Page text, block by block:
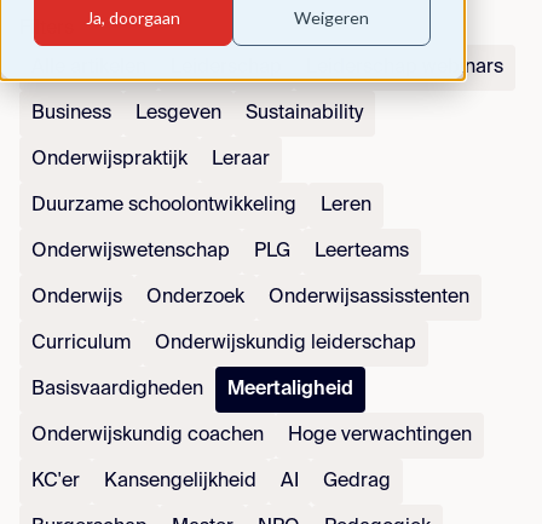
Ja, doorgaan Weigeren
Leiderschap webinars
Business Lesgeven Sustainability
Onderwijspraktijk Leraar
Duurzame schoolontwikkeling Leren
Onderwijswetenschap PLG Leerteams
Onderwijs Onderzoek Onderwijsassisstenten
Curriculum Onderwijskundig leiderschap
Basisvaardigheden Meertaligheid
Onderwijskundig coachen Hoge verwachtingen
KC'er Kansengelijkheid AI Gedrag